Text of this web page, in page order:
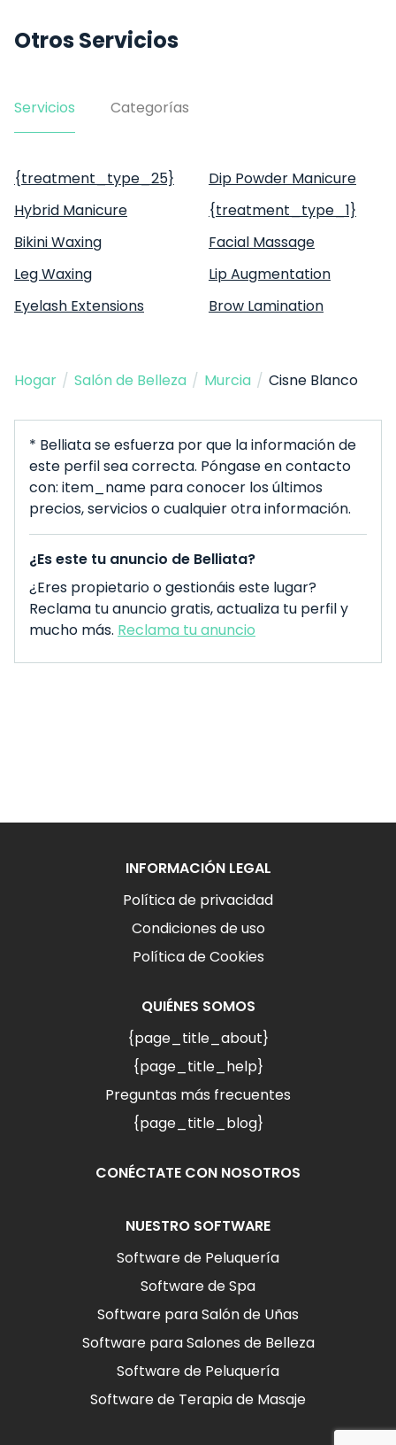
Otros Servicios
Servicios Categorías
{treatment_type_25}
Dip Powder Manicure
Hybrid Manicure
{treatment_type_1}
Bikini Waxing
Facial Massage
Leg Waxing
Lip Augmentation
Eyelash Extensions
Brow Lamination
Hogar / Salón de Belleza / Murcia / Cisne Blanco
* Belliata se esfuerza por que la información de
este perfil sea correcta. Póngase en contacto
con: item_name para conocer los últimos
precios, servicios o cualquier otra información.
¿Es este tu anuncio de Belliata?
¿Eres propietario o gestionáis este lugar?
Reclama tu anuncio gratis, actualiza tu perfil y
mucho más. Reclama tu anuncio
INFORMACIÓN LEGAL
Política de privacidad
Condiciones de uso
Política de Cookies
QUIÉNES SOMOS
{page_title_about}
{page_title_help}
Preguntas más frecuentes
{page_title_blog}
CONÉCTATE CON NOSOTROS
NUESTRO SOFTWARE
Software de Peluquería
Software de Spa
Software para Salón de Uñas
Software para Salones de Belleza
Software de Peluquería
Software de Terapia de Masaje